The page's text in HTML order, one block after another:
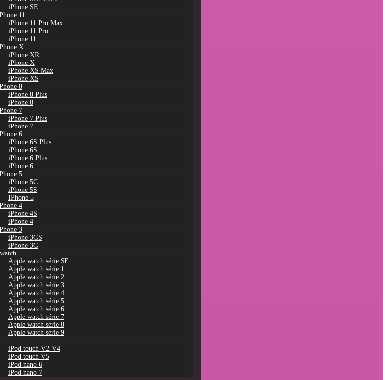
iPhone SE
11
iPhone 11 Pro Max
iPhone 11 Pro
iPhone 11
X
iPhone XR
iPhone X
iPhone XS Max
iPhone XS
8
iPhone 8 Plus
iPhone 8
7
iPhone 7 Plus
iPhone 7
6
iPhone 6S Plus
iPhone 6S
iPhone 6 Plus
iPhone 6
5
iPhone 5C
iPhone 5S
IPhone 5
4
iPhone 4S
iPhone 4
3
iPhone 3GS
iPhone 3G
Apple watch série SE
Apple watch série 1
Apple watch série 2
Apple watch série 3
Apple watch série 4
Apple watch série 5
Apple watch série 6
Apple watch série 7
Apple watch série 8
Apple watch série 9
iPod touch V2-V4
iPod touch V5
iPod nano 6
iPod nano 7